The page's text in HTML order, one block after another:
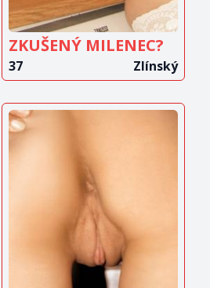
ZKUŠENÝ MILENEC?
37 Zlínský
ZOBRAZIT
INZERÁT